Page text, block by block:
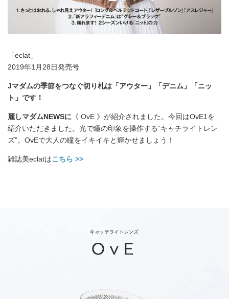
「eclat」
2019年1月28日発売号
Jマダムの季節をつなぐ切り札は「アウター」「デニム」「ニッ
ト」です！
麗しマダムNEWSに 《 OvE 》が紹介されました。今回はOvE1を
紹介いただきました。光で瞳の印象を操作する“キャチライトレン
ズ”。OvEで大人の瞳をイキイキと輝かせましょう！
雑誌美eclatはこちら >>